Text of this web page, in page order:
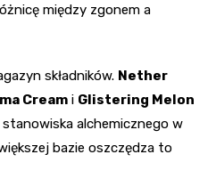
między zgonem a
składników. Nether
Cream i Glistering Melon
alchemicznego w
bazie oszczędza to